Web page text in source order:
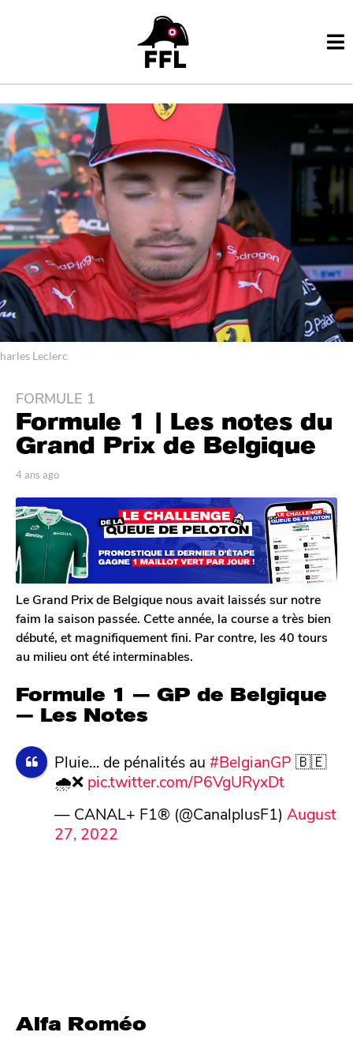
Leclerc
4
a
n
s
a
o
4
a
n
s
a
g
o
FORMULE 1
Formule 1 | Les notes du
Grand Prix de Belgique
p
r
T
o
m
G
a
l
e
r
o
n
4 ans ago
s
a
Le Grand Prix de Belgique nous avait laissés sur notre
faim la saison passée. Cette année, la course a très bien
débuté, et magnifiquement fini. Par contre, les 40 tours
au milieu ont été interminables.
Formule 1 — GP de Belgique
— Les Notes
Pluie… de pénalités au #BelgianGP 🇧🇪
🌧️❌ pic.twitter.com/P6VgURyxDt
— CANAL+ F1® (@CanalplusF1) August
27, 2022
Alfa Roméo